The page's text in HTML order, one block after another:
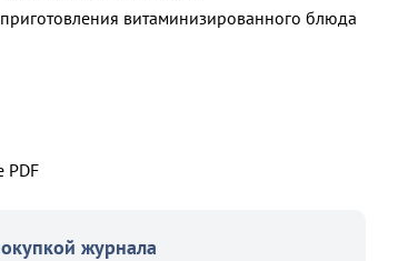
витаминизированного блюда
PDF
журнала